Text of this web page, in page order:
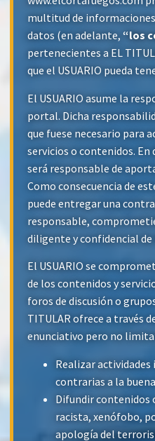
multitud de
datos (en adelante, “los
pertenecientes a EL
que el USUARIO pueda
El USUARIO asume la
portal. Dicha
que fuese necesario para
servicios o contenidos. En
será responsable de
Como consecuencia de
puede entregar una
responsable,
diligente y confidencial de
El USUARIO se
de los contenidos y
foros de discusión o
TITULAR ofrece a través
enunciativo pero no
Realizar
contrarias a la
Difundir contenidos
racista, xenófobo,
apología del